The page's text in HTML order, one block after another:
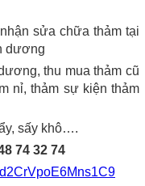
sửa chữa thảm tại
dương
thu mua thảm cũ
nỉ, thảm sự kiện thảm
sấy khô….
74 32 74